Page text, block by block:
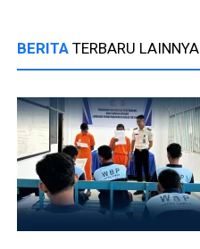
BERITA TERBARU LAINNYA